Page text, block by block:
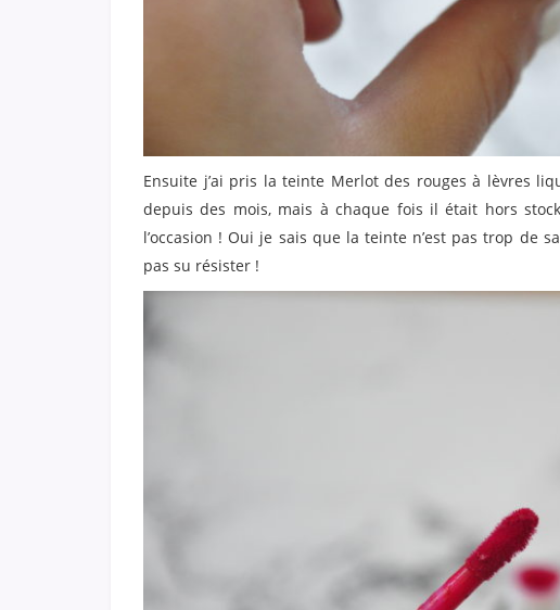
Ensuite j’ai pris la teinte Merlot des rouges à lèvres
depuis des mois, mais à chaque fois il était hors
l’occasion ! Oui je sais que la teinte n’est pas trop de
pas su résister !